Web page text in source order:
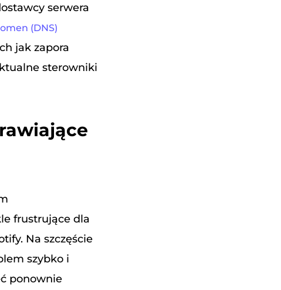
serwera
(DNS)
jak zapora
sterowniki
frustrujące dla
Na szczęście
szybko i
ponownie